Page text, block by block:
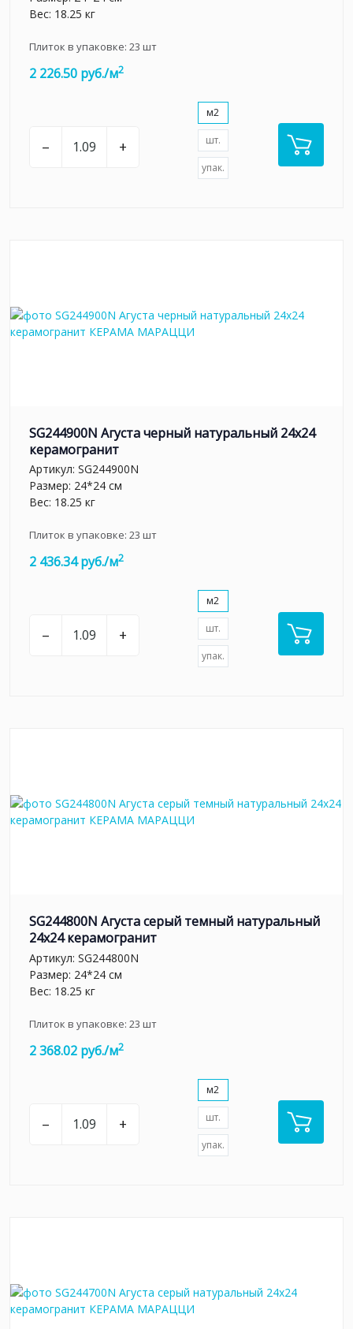
Вес: 18.25 кг
Плиток в упаковке: 23 шт
2 226.50 руб./м2
– +
м2
шт.
упак.
SG244900N Агуста черный натуральный 24х24
керамогранит
Артикул: SG244900N
Размер: 24*24 см
Вес: 18.25 кг
Плиток в упаковке: 23 шт
2 436.34 руб./м2
– +
м2
шт.
упак.
SG244800N Агуста серый темный натуральный
24х24 керамогранит
Артикул: SG244800N
Размер: 24*24 см
Вес: 18.25 кг
Плиток в упаковке: 23 шт
2 368.02 руб./м2
– +
м2
шт.
упак.